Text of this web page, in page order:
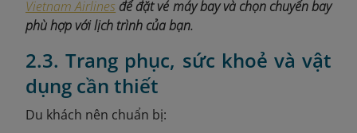
Vietnam Airlines để đặt vé máy bay và chọn chuyến bay
phù hợp với lịch trình của bạn.
2.3. Trang phục, sức khoẻ và vật
dụng cần thiết
Du khách nên chuẩn bị: